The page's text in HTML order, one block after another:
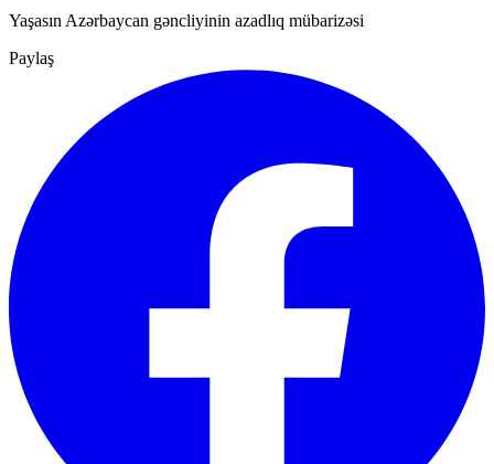
Yaşasın Azərbaycan gəncliyinin azadlıq mübarizəsi
Paylaş